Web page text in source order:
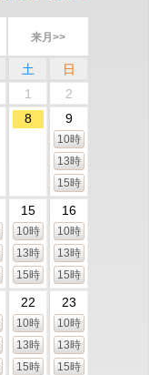
来月>>
土
日
1
2
8 9
10時
13時
15時
15
10時
13時
15時
16
10時
13時
15時
22
10時
13時
15時
23
10時
13時
15時